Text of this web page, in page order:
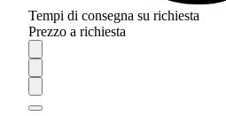
Tempi di consegna su richiesta
Prezzo a richiesta